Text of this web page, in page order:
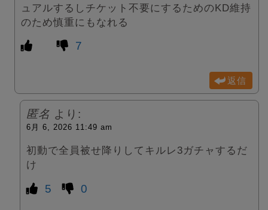
ュアルするしチケット不要にするためのKD維持
のため慎重にもなれる
7
返信
匿名 より:
6月 6, 2026 11:49 am
初動で全員被せ降りしてキルレ3ガチャするだ
け
5 0